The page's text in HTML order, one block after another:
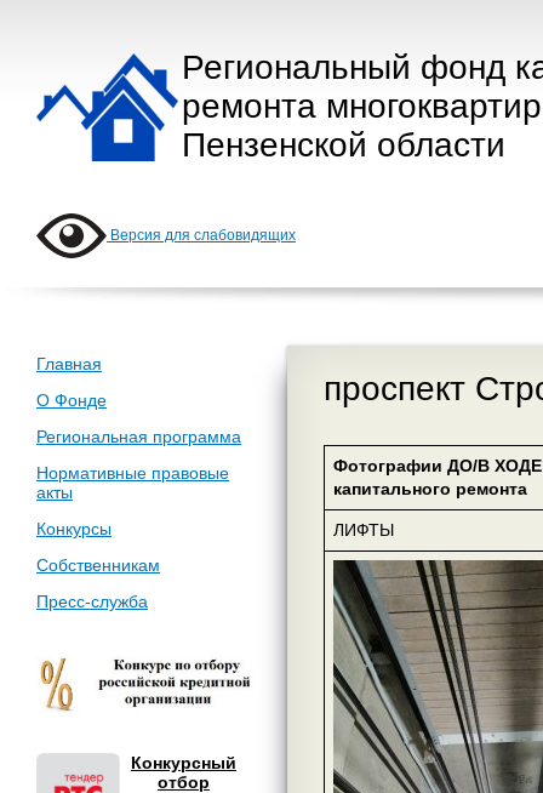
Региональный фонд
ремонта
Пензенской области
Версия для слабовидящих
Главная
О Фонде
Региональная программа
Нормативные правовые
акты
Конкурсы
Собственникам
Пресс-служба
Конкурсный
отбор
проспект
Фотографии ДО/В ХОДЕ
капитального ремонта
ЛИФТЫ